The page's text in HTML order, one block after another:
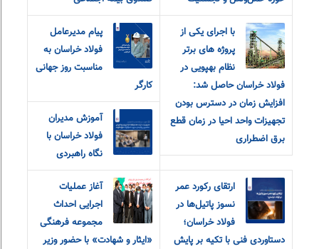
با اجرای یکی از
پروژه های برتر
نظام بهپویی در
فولاد خراسان حاصل شد:
افزایش زمان در دسترس بودن
تجهیزات واحد احیا در زمان قطع
برق اضطراری
پیام مدیرعامل
فولاد خراسان به
مناسبت روز جهانی
کارگر
آموزش مدیران
فولاد خراسان با
نگاه راهبردی
ارتقای رکورد عمر
نسوز پاتیل‌ها در
فولاد خراسان؛
دستاوردی فنی با تکیه بر پایش
آغاز عملیات
اجرایی احداث
مجموعه فرهنگی
«ایثار و شهادت» با حضور وزیر